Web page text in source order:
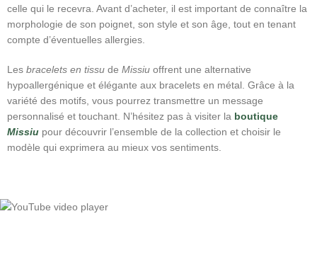
celle qui le recevra. Avant d’acheter, il est important de connaître la
morphologie de son poignet, son style et son âge, tout en tenant
compte d’éventuelles allergies.
Les bracelets en tissu de Missiu offrent une alternative
hypoallergénique et élégante aux bracelets en métal. Grâce à la
variété des motifs, vous pourrez transmettre un message
personnalisé et touchant. N’hésitez pas à visiter la boutique
Missiu pour découvrir l’ensemble de la collection et choisir le
modèle qui exprimera au mieux vos sentiments.